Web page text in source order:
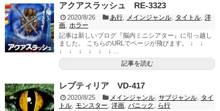
アクアスラッシュ RE-3323
2020/8/26 あ行, メインジャンル, タイトル, 洋
画 ホラー
記事は新しいブログ『脳内ミニシアター』に引っ越し
ました。 こちらのURLでページが飛びます。 ↓ ↓
↓ ↓ ↓ ↓ ↓ ↓ ...
記事を読む
レプティリア VD-417
2020/8/25 メインジャンル, サブジャンル, タイ
トル モンスター 洋画 パニック
ら行